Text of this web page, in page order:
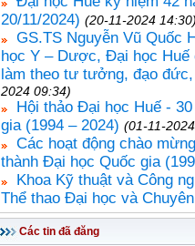
20/11/2024) (20-11-2024
GS.TS Nguyễn Vũ Quốc
học Y – Dược, Đại học Huế
làm theo tư tưởng, đạo
2024 09:34)
Hội thảo Đại học Huế -
gia (1994 – 2024) (01-11-
Các hoạt động chào
thành Đại học Quốc gia
Khoa Kỹ thuật và Công
Thể thao Đại học và
Các tin đã đăng